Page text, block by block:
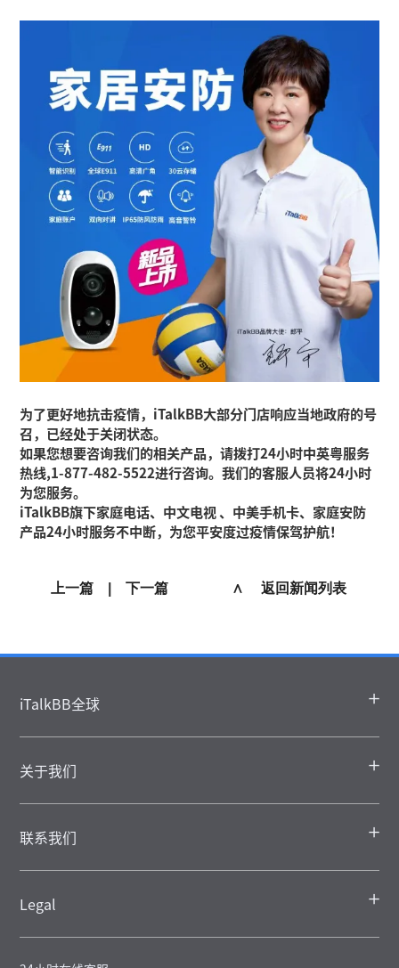
为了更好地抗击疫情，iTalkBB大部分门店响应当地政府的号
召，已经处于关闭状态。
如果您想要咨询我们的相关产品，请拨打24小时中英粤服务
热线,1-877-482-5522进行咨询。我们的客服人员将24小时
为您服务。
iTalkBB旗下家庭电话、中文电视 、中美手机卡、家庭安防
产品24小时服务不中断，为您平安度过疫情保驾护航！
上一篇 |下一篇 ∧ 返回新闻列表
iTalkBB全球
关于我们
联系我们
Legal